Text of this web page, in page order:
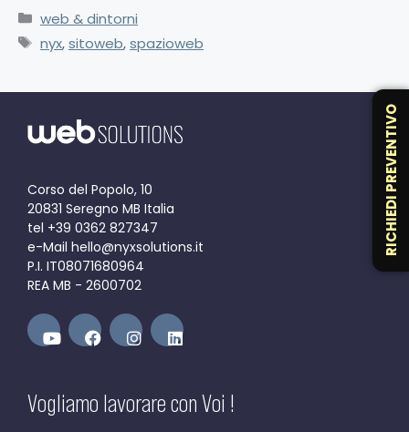
RICHIEDI PREVENTIVO
web & dintorni
nyx,sitoweb,spazioweb
Corso del Popolo, 10
20831 Seregno MB Italia
tel +39 0362 827347
e-Mail hello@nyxsolutions.it
P.I. IT08071680964
REA MB - 2600702
Vogliamo lavorare con Voi !